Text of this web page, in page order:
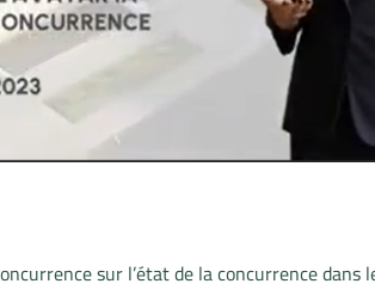
sur l’état de la concurrence dans